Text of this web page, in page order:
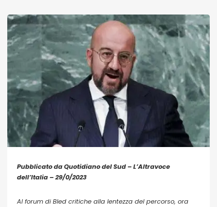
Pubblicato da Quotidiano del Sud – L’Altravoce
dell’Italia – 29/0/2023
Al forum di Bled critiche alla lentezza del percorso, ora